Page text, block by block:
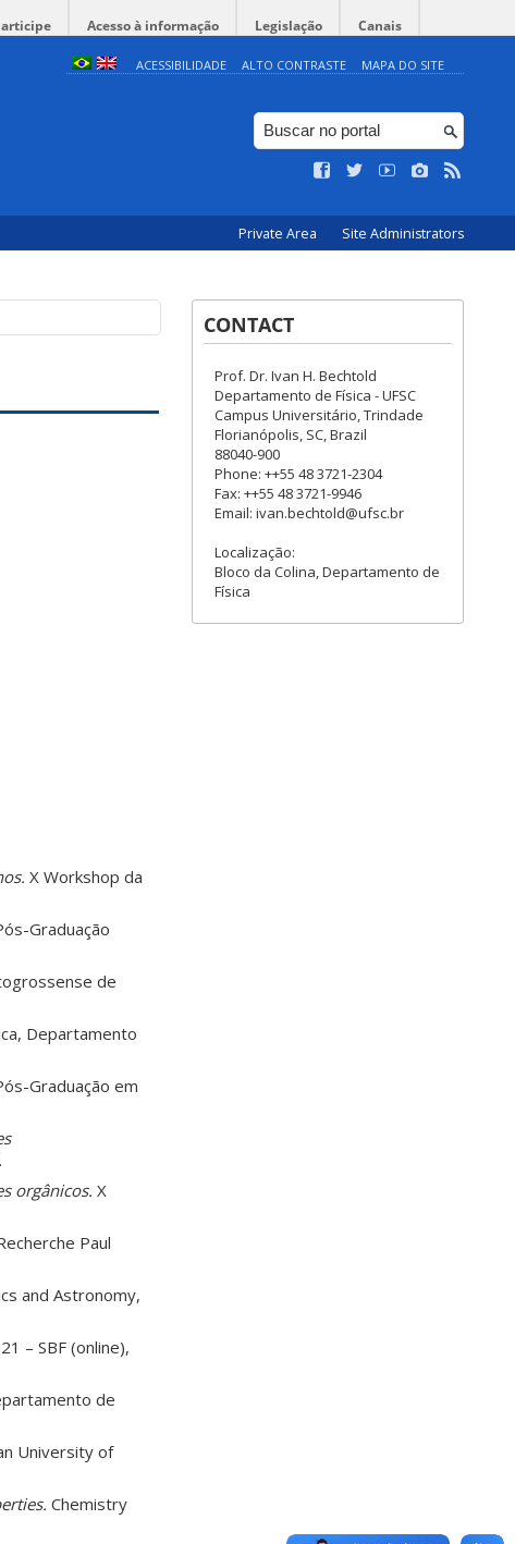
Acesso à informação Legislação Canais
ACESSIBILIDADE ALTO CONTRASTE MAPA DO SITE
Private Area Site Administrators
X Workshop da
Graduação
de
Departamento
Graduação em
orgânicos. X
Paul
and Astronomy,
– SBF (online),
de
University of
Chemistry
CONTACT
Prof. Dr. Ivan H. Bechtold
Departamento de Física - UFSC
Campus Universitário, Trindade
Florianópolis, SC, Brazil
88040-900
Phone: ++55 48 3721-2304
Fax: ++55 48 3721-9946
Email: ivan.bechtold@ufsc.br
Localização:
Bloco da Colina, Departamento de
Física